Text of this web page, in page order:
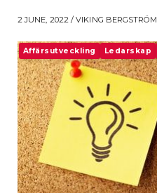
2 JUNE, 2022 / VIKING BERGSTRÖM
Affärsutveckling Ledarskap